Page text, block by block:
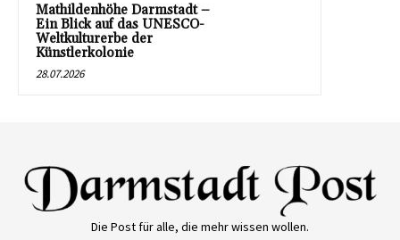
Mathildenhöhe Darmstadt –
Ein Blick auf das UNESCO-
Weltkulturerbe der
Künstlerkolonie
28.07.2026
Die Post für alle, die mehr wissen wollen.